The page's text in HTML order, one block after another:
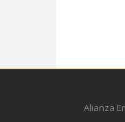
Alianza